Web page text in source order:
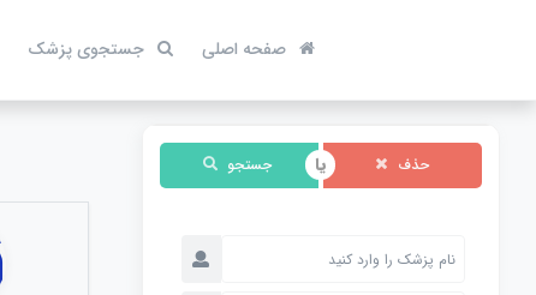
صفحه اصلی جستجوی پزشک
حذف جستجو